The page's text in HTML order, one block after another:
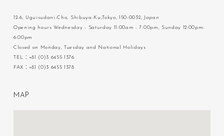
12-6, Uguisudani-Cho, Shibuya-Ku,Tokyo, 150-0032, Japan
Opening hours Wednesday - Saturday 11:00am - 7:00pm, Sunday 12:00pm-
6:00pm
Closed on Monday, Tuesday and National Holidays
TEL：+81 (0)3 6455 1376
FAX：+81 (0)3 6455 1378
M A P